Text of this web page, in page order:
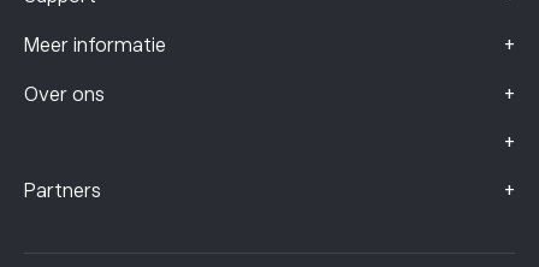
Meer informatie +
Over ons +
+
Partners +